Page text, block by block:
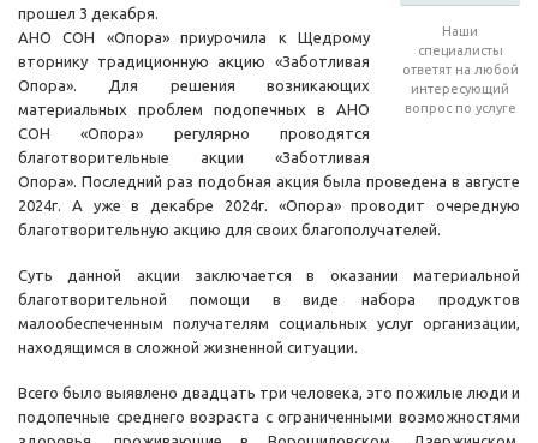
Наши
специалисты
ответят на любой
интересующий
вопрос по услуге
прошел 3 декабря.
АНО СОН «Опора» приурочила к Щедрому
вторнику традиционную акцию «Заботливая
Опора». Для решения возникающих
материальных проблем подопечных в АНО
СОН «Опора» регулярно проводятся
благотворительные акции «Заботливая
Опора». Последний раз подобная акция была проведена в августе
2024г. А уже в декабре 2024г. «Опора» проводит очередную
благотворительную акцию для своих благополучателей.
Суть данной акции заключается в оказании материальной
благотворительной помощи в виде набора продуктов
малообеспеченным получателям социальных услуг организации,
находящимся в сложной жизненной ситуации.
Всего было выявлено двадцать три человека, это пожилые люди и
подопечные среднего возраста с ограниченными возможностями